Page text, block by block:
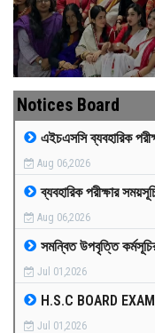
FACULTIES
ACADEMICS
GALLERY
MEDIA
PAYMENT
CO-CURRICULUM
RESULTS
Notices Board
এইচএসসি ব্যবহারিক
Aug 06,2026
ব্যবহারিক পরীক্ষার
Aug 06,2026
সমন্বিত উপবৃত্তি
Jul 01,2026
H.S.C BOARD
Jul 01,2026